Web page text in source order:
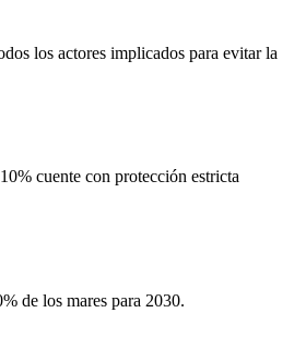
los actores implicados para evitar la
cuente con protección estricta
de los mares para 2030.